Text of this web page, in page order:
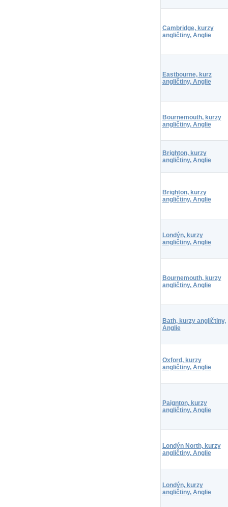
Cambridge, kurzy
angličtiny, Anglie
Eastbourne, kurz
angličtiny, Anglie
Bournemouth, kurzy
angličtiny, Anglie
Brighton, kurzy
angličtiny, Anglie
Brighton, kurzy
angličtiny, Anglie
Londýn, kurzy
angličtiny, Anglie
Bournemouth, kurzy
angličtiny, Anglie
Bath, kurzy angličtiny,
Anglie
Oxford, kurzy
angličtiny, Anglie
Paignton, kurzy
angličtiny, Anglie
Londýn North, kurzy
angličtiny, Anglie
Londýn, kurzy
angličtiny, Anglie